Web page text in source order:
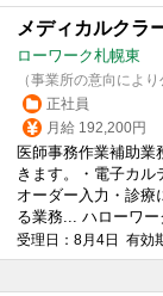
メディカルクラ
ローワーク札幌東
（事業所の意向によ
正社員
月給 192,200円
医師事務作業補助業
きます。・ 電子カル
オーダー入力・診療
る業務... ハローワー
受理日：8月4日 有効